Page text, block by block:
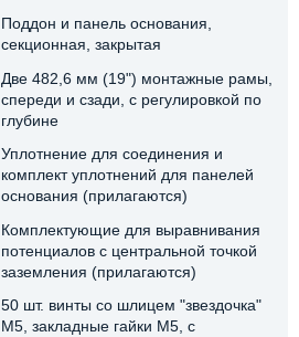
Поддон и панель основания,
секционная, закрытая
Две 482,6 мм (19") монтажные рамы,
спереди и сзади, с регулировкой по
глубине
Уплотнение для соединения и
комплект уплотнений для панелей
основания (прилагаются)
Комплектующие для выравнивания
потенциалов с центральной точкой
заземления (прилагаются)
50 шт. винты со шлицем "звездочка"
М5, закладные гайки M5, с